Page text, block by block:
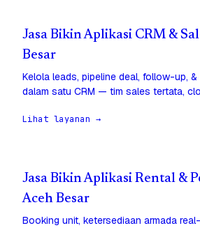
Jasa Bikin Aplikasi CRM &
Besar
Kelola leads, pipeline deal, follow-up,
dalam satu CRM — tim sales tertata,
Lihat layanan →
Jasa Bikin Aplikasi Rental &
Aceh Besar
Booking unit, ketersediaan armada